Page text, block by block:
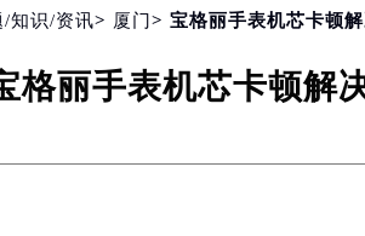
方广场写字楼W3座6层602室（需提前预
中心写字楼2座37层3705室（需提前预约
/知识/资讯> 厦门 > 宝格丽手表机芯卡顿
格丽手表机芯卡顿解